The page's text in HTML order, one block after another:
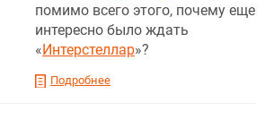
помимо всего этого, почему еще
интересно было ждать
«Интерстеллар»?
Подробнее